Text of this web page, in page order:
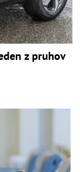
z pruhov